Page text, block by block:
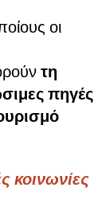
οι
τη
πηγές
κοινωνίες